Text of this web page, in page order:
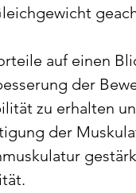
auf einen
der
zu erhalten
der